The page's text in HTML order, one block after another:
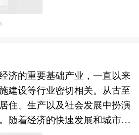
品牌的发展状况，以及未来中
临的机遇以及企业的应对策
具生产企业、科研单位、零售
目前户外家具行业发展动态，
方向不可多得的精品。
济一体化的步伐加快，企业
要在激烈的国际竞争中求得生
组是一条可选择的道路。在国
趋势下，如何借企业兼并重组
业的航空母舰显得尤为重要。
企业明晰产权，完善企业的治
业制度也意义重大。 并购重
合金铝板行业将迎来更多的发
创新和产业升级也将推动合金
究报告中的合金铝板行业数
式，利用科学的统计分析方
的同时，对合金铝板行业进行
状况等。报告中主要运用图表
阐明了行业的经济类型构成、
济的重要基础产业，一直以来
建设等行业密切相关。从古至
住、生产以及社会发展中扮演
随着经济的快速发展和城市化